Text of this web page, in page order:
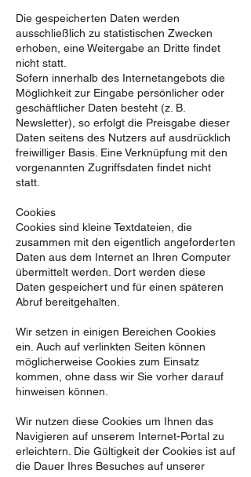
Die gespeicherten Daten werden
ausschließlich zu statistischen Zwecken
erhoben, eine Weitergabe an Dritte findet
nicht statt.
Sofern innerhalb des Internetangebots die
Möglichkeit zur Eingabe persönlicher oder
geschäftlicher Daten besteht (z. B.
Newsletter), so erfolgt die Preisgabe dieser
Daten seitens des Nutzers auf ausdrücklich
freiwilliger Basis. Eine Verknüpfung mit den
vorgenannten Zugriffsdaten findet nicht
statt.
Cookies
Cookies sind kleine Textdateien, die
zusammen mit den eigentlich angeforderten
Daten aus dem Internet an Ihren Computer
übermittelt werden. Dort werden diese
Daten gespeichert und für einen späteren
Abruf bereitgehalten.
Wir setzen in einigen Bereichen Cookies
ein. Auch auf verlinkten Seiten können
möglicherweise Cookies zum Einsatz
kommen, ohne dass wir Sie vorher darauf
hinweisen können.
Wir nutzen diese Cookies um Ihnen das
Navigieren auf unserem Internet-Portal zu
erleichtern. Die Gültigkeit der Cookies ist auf
die Dauer Ihres Besuches auf unserer